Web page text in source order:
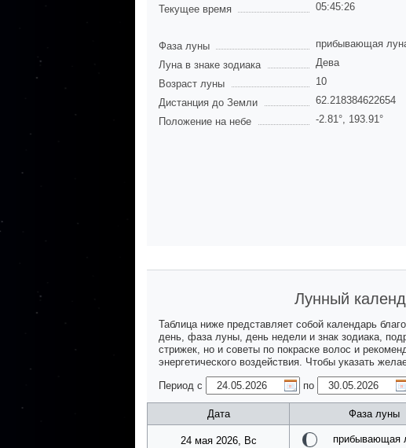
Текущее время
05:45:26
Фаза луны
прибывающая
Луна в знаке зодиака
Дева
Возраст луны
10
Дистанция до Земли
62.218384622654
Положение на небе
-2.81°, 193.91°
Лунный
Таблица ниже представляет собой календарь
день, фаза луны, день недели и знак зодиака,
стрижек, но и советы по покраске волос и
энергетического воздействия. Чтобы указать
Период с
по
Дата Фаза луны
24 мая 2026, Вс прибывающая